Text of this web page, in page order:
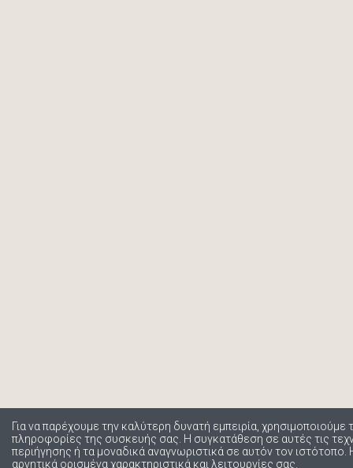
Για να παρέχουμε την καλύτερη δυνατή εμπειρία,
πληροφορίες της συσκευής σας. Η συγκατάθεση σε αυτές τις
περιήγησης ή τα μοναδικά αναγνωριστικά σε αυτόν τον
αρνητικά ορισμένα χαρακτηριστικά και λειτουργίες σας.